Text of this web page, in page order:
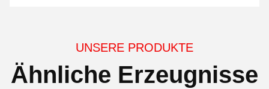
UNSERE PRODUKTE
Ähnliche Erzeugnisse